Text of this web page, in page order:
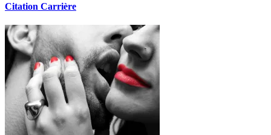
Citation Carrière